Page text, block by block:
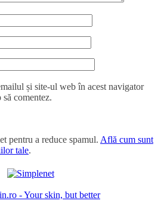
și site-ul web în acest navigator
comentez.
pentru a reduce spamul. Află cum sunt
tale.